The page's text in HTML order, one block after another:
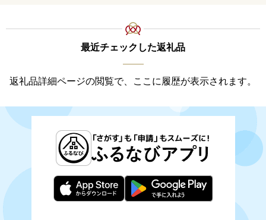
最近チェックした返礼品
返礼品詳細ページの閲覧で、ここに履歴が表示されます。